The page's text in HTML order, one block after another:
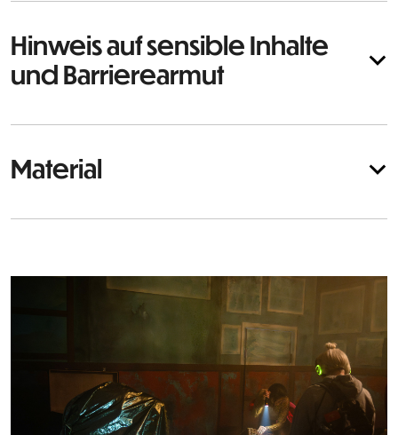
Hinweis auf sensible Inhalte
und Barrierearmut
Material